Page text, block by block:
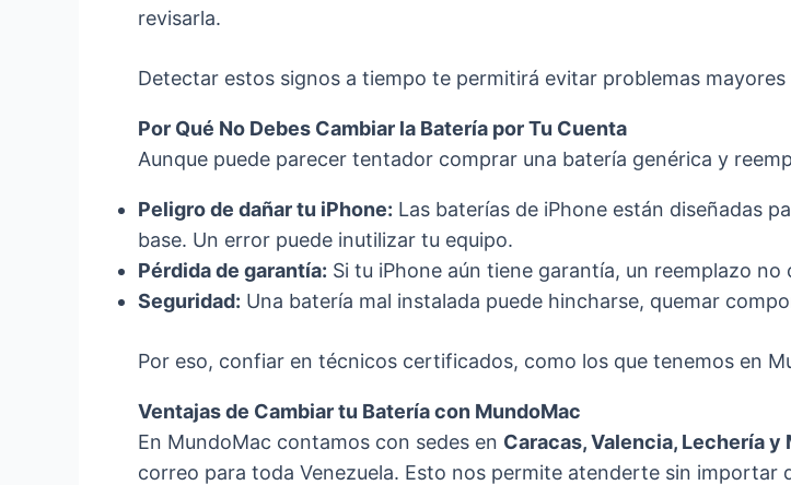
revisarla.
Detectar estos signos a tiempo te permitirá evitar problemas
Por Qué No Debes Cambiar la Batería por Tu Cuenta
Aunque puede parecer tentador comprar una batería genérica y
Peligro de dañar tu iPhone: Las baterías de iPhone están diseñadas
base. Un error puede inutilizar tu equipo.
Pérdida de garantía: Si tu iPhone aún tiene garantía, un reemplazo no
Seguridad: Una batería mal instalada puede hincharse, quemar
Por eso, confiar en técnicos certificados, como los que tenemos en
Ventajas de Cambiar tu Batería con MundoMac
En MundoMac contamos con sedes en Caracas, Valencia, Lechería y
correo para toda Venezuela. Esto nos permite atenderte sin importar